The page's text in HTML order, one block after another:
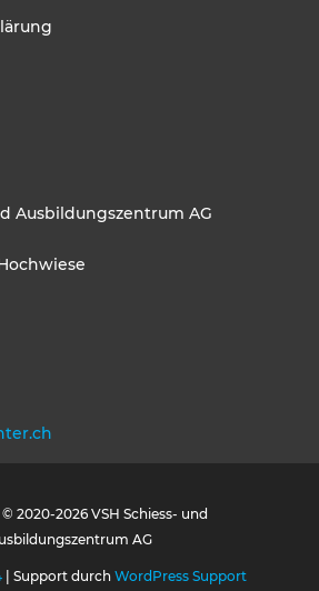
Ausbildungszentrum AG
2020-2026 VSH Schiess- und
AG
| Support durch WordPress Support